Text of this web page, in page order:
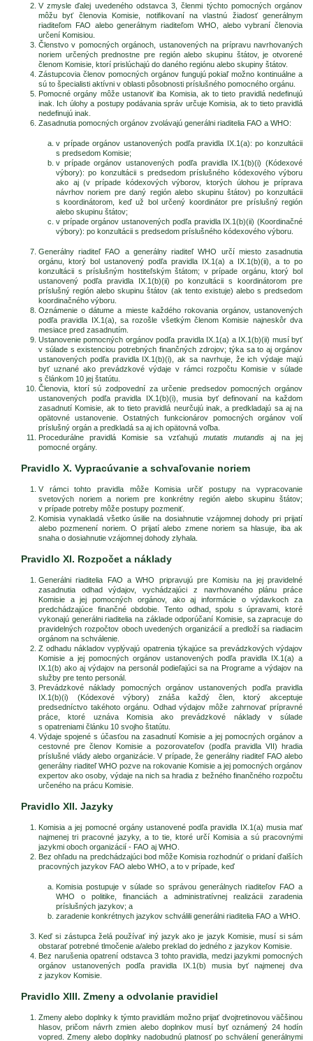
V zmysle ďalej uvedeného odstavca 3, členmi týchto pomocných orgánov
môžu byť členovia Komisie, notifikovaní na vlastnú žiadosť generálnym
riaditeľom FAO alebo generálnym riaditeľom WHO, alebo vybraní členovia
určení Komisiou.
Členstvo v pomocných orgánoch, ustanovených na prípravu navrhovaných
noriem určených prednostne pre región alebo skupinu štátov, je otvorené
členom Komisie, ktorí prislúchajú do daného regiónu alebo skupiny štátov.
Zástupcovia členov pomocných orgánov fungujú pokiaľ možno kontinuálne a
sú to špecialisti aktívni v oblasti pôsobnosti príslušného pomocného orgánu.
Pomocné orgány môže ustanoviť iba Komisia, ak to tieto pravidlá nedefinujú
inak. Ich úlohy a postupy podávania správ určuje Komisia, ak to tieto pravidlá
nedefinujú inak.
Zasadnutia pomocných orgánov zvolávajú generálni riaditelia FAO a WHO:
v prípade orgánov ustanovených podľa pravidla IX.1(a): po konzultácii
s predsedom Komisie;
v prípade orgánov ustanovených podľa pravidla IX.1(b)(i) (Kódexové
výbory): po konzultácii s predsedom príslušného kódexového výboru
ako aj (v prípade kódexových výborov, ktorých úlohou je príprava
návrhov noriem pre daný región alebo skupinu štátov) po konzultácii
s koordinátorom, keď už bol určený koordinátor pre príslušný región
alebo skupinu štátov;
v prípade orgánov ustanovených podľa pravidla IX.1(b)(ii) (Koordinačné
výbory): po konzultácii s predsedom príslušného kódexového výboru.
Generálny riaditeľ FAO a generálny riaditeľ WHO určí miesto zasadnutia
orgánu, ktorý bol ustanovený podľa pravidla IX.1(a) a IX.1(b)(ii), a to po
konzultácii s príslušným hostiteľským štátom; v prípade orgánu, ktorý bol
ustanovený podľa pravidla IX.1(b)(ii) po konzultácii s koordinátorom pre
príslušný región alebo skupinu štátov (ak tento existuje) alebo s predsedom
koordinačného výboru.
Oznámenie o dátume a mieste každého rokovania orgánov, ustanovených
podľa pravidla IX.1(a), sa rozošle všetkým členom Komisie najneskôr dva
mesiace pred zasadnutím.
Ustanovenie pomocných orgánov podľa pravidla IX.1(a) a IX.1(b)(ii) musí byť
v súlade s existenciou potrebných finančných zdrojov; týka sa to aj orgánov
ustanovených podľa pravidla IX.1(b)(i), ak sa navrhuje, že ich výdaje majú
byť uznané ako prevádzkové výdaje v rámci rozpočtu Komisie v súlade
s článkom 10 jej štatútu.
Členovia, ktorí sú zodpovední za určenie predsedov pomocných orgánov
ustanovených podľa pravidla IX.1(b)(i), musia byť definovaní na každom
zasadnutí Komisie, ak to tieto pravidlá neurčujú inak, a predkladajú sa aj na
opätovné ustanovenie. Ostatných funkcionárov pomocných orgánov volí
príslušný orgán a predkladá sa aj ich opätovná voľba.
Procedurálne pravidlá Komisie sa vzťahujúmutatis mutandis aj na jej
pomocné orgány.
Pravidlo X. Vypracúvanie a schvaľovanie noriem
V rámci tohto pravidla môže Komisia určiť postupy na vypracovanie
svetových noriem a noriem pre konkrétny región alebo skupinu štátov;
v prípade potreby môže postupy pozmeniť.
Komisia vynakladá všetko úsilie na dosiahnutie vzájomnej dohody pri prijatí
alebo pozmenení noriem. O prijatí alebo zmene noriem sa hlasuje, iba ak
snaha o dosiahnutie vzájomnej dohody zlyhala.
Pravidlo XI. Rozpočet a náklady
Generálni riaditelia FAO a WHO pripravujú pre Komisiu na jej pravidelné
zasadnutia odhad výdajov, vychádzajúci z navrhovaného plánu práce
Komisie a jej pomocných orgánov, ako aj informácie o výdavkoch za
predchádzajúce finančné obdobie. Tento odhad, spolu s úpravami, ktoré
vykonajú generálni riaditelia na základe odporúčaní Komisie, sa zapracuje do
pravidelných rozpočtov oboch uvedených organizácií a predloží sa riadiacim
orgánom na schválenie.
Z odhadu nákladov vyplývajú opatrenia týkajúce sa prevádzkových výdajov
Komisie a jej pomocných orgánov ustanovených podľa pravidla IX.1(a) a
IX.1(b) ako aj výdajov na personál podieľajúci sa na Programe a výdajov na
služby pre tento personál.
Prevádzkové náklady pomocných orgánov ustanovených podľa pravidla
IX.1(b)(i) (Kódexové výbory) znáša každý člen, ktorý akceptuje
predsedníctvo takéhoto orgánu. Odhad výdajov môže zahrnovať prípravné
práce, ktoré uznáva Komisia ako prevádzkové náklady v súlade
s opatreniami článku 10 svojho štatútu.
Výdaje spojené s účasťou na zasadnutí Komisie a jej pomocných orgánov a
cestovné pre členov Komisie a pozorovateľov (podľa pravidla VII) hradia
príslušné vlády alebo organizácie. V prípade, že generálny riaditeľ FAO alebo
generálny riaditeľ WHO pozve na rokovanie Komisie a jej pomocných orgánov
expertov ako osoby, výdaje na nich sa hradia z bežného finančného rozpočtu
určeného na prácu Komisie.
Pravidlo XII. Jazyky
Komisia a jej pomocné orgány ustanovené podľa pravidla IX.1(a) musia mať
najmenej tri pracovné jazyky, a to tie, ktoré určí Komisia a sú pracovnými
jazykmi oboch organizácií - FAO aj WHO.
Bez ohľadu na predchádzajúci bod môže Komisia rozhodnúť o pridaní ďalších
pracovných jazykov FAO alebo WHO, a to v prípade, keď
Komisia postupuje v súlade so správou generálnych riaditeľov FAO a
WHO o politike, financiách a administratívnej realizácii zaradenia
príslušných jazykov; a
zaradenie konkrétnych jazykov schválili generálni riaditelia FAO a WHO.
Keď si zástupca želá používať iný jazyk ako je jazyk Komisie, musí si sám
obstarať potrebné tlmočenie a/alebo preklad do jedného z jazykov Komisie.
Bez narušenia opatrení odstavca 3 tohto pravidla, medzi jazykmi pomocných
orgánov ustanovených podľa pravidla IX.1(b) musia byť najmenej dva
z jazykov Komisie.
Pravidlo XIII. Zmeny a odvolanie pravidiel
Zmeny alebo doplnky k týmto pravidlám možno prijať dvojtretinovou väčšinou
hlasov, pričom návrh zmien alebo doplnkov musí byť oznámený 24 hodín
vopred. Zmeny alebo doplnky nadobudnú platnosť po schválení generálnymi